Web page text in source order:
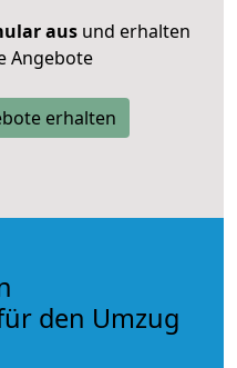
ausund erhalten
Angebote
erhalten
den Umzug